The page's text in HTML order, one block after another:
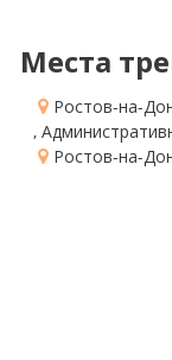
Места
Ростов-на-
,
Ростов-на-